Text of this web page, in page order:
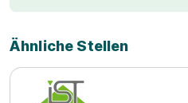
Ähnliche Stellen